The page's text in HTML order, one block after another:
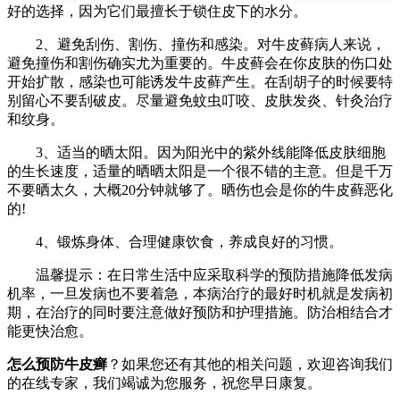
好的选择，因为它们最擅长于锁住皮下的水分。
2、避免刮伤、割伤、撞伤和感染。对牛皮藓病人来说，
避免撞伤和割伤确实尤为重要的。牛皮藓会在你皮肤的伤口处
开始扩散，感染也可能诱发牛皮藓产生。在刮胡子的时候要特
别留心不要刮破皮。尽量避免蚊虫叮咬、皮肤发炎、针灸治疗
和纹身。
3、适当的晒太阳。因为阳光中的紫外线能降低皮肤细胞
的生长速度，适量的晒晒太阳是一个很不错的主意。但是千万
不要晒太久，大概20分钟就够了。晒伤也会是你的牛皮藓恶化
的!
4、锻炼身体、合理健康饮食，养成良好的习惯。
温馨提示：在日常生活中应采取科学的预防措施降低发病
机率，一旦发病也不要着急，本病治疗的最好时机就是发病初
期，在治疗的同时要注意做好预防和护理措施。防治相结合才
能更快治愈。
怎么预防牛皮癣 ？如果您还有其他的相关问题，欢迎咨询我们
的在线专家，我们竭诚为您服务，祝您早日康复。